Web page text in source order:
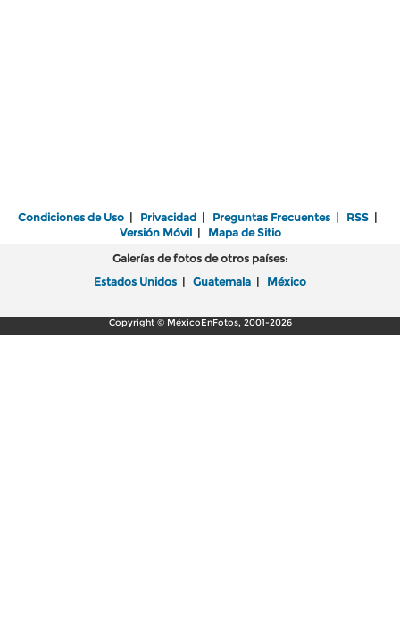
Condiciones de Uso | Privacidad | Preguntas Frecuentes | RSS |
Versión Móvil| Mapa de Sitio
Galerías de fotos de otros países:
Estados Unidos | Guatemala | México
Copyright © MéxicoEnFotos, 2001-2026